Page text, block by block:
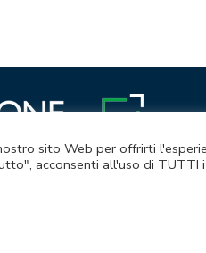
sito Web per offrirti
acconsenti all'uso di TUTTI